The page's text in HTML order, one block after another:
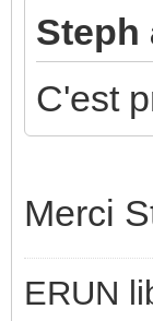
Steph
C'est
Merci
ERUN